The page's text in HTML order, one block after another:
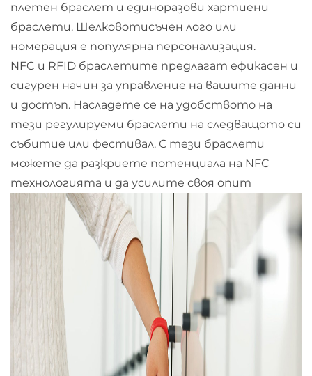
плетен браслет и единоразови хартиени
браслети. Шелковотисъчен лого или
номерация е популярна персонализация.
NFC и RFID браслетите предлагат ефикасен и
сигурен начин за управление на вашите данни
и достъп. Насладете се на удобството на
тези регулируеми браслети на следващото си
събитие или фестивал. С тези браслети
можете да разкриете потенциала на NFC
технологията и да усилите своя опит